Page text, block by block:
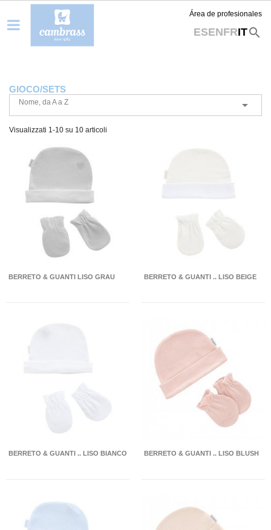
Área de profesionales
ESENFRITsearch
GIOCO/SETS
Nome, da A a Z 
Visualizzati 1-10 su 10 articoli
BERRETO & GUANTI LISO GRAU BERRETO & GUANTI .. LISO BEIGE
BERRETO & GUANTI .. LISO BIANCO BERRETO & GUANTI .. LISO BLUSH